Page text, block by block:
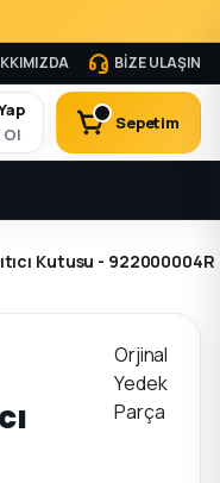
BİZE ULAŞIN
Ol
Sepetim
Kutusu -
Orjinal
Yedek
Parça